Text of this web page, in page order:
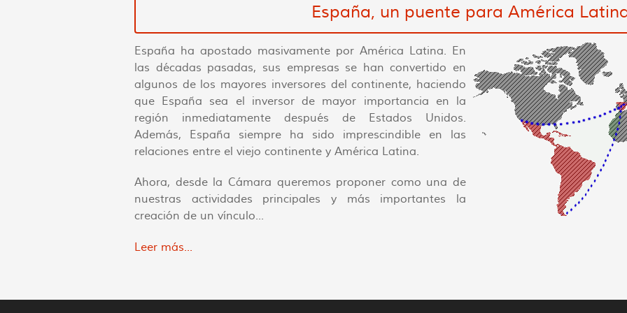
España, un puente para América
España ha apostado masivamente por América Latina. En
las décadas pasadas, sus empresas se han convertido en
algunos de los mayores inversores del continente, haciendo
que España sea el inversor de mayor importancia en la
región inmediatamente después de Estados Unidos.
Además, España siempre ha sido imprescindible en las
relaciones entre el viejo continente y América Latina.
Ahora, desde la Cámara queremos proponer como una de
nuestras actividades principales y más importantes la
creación de un vínculo...
Leer más...